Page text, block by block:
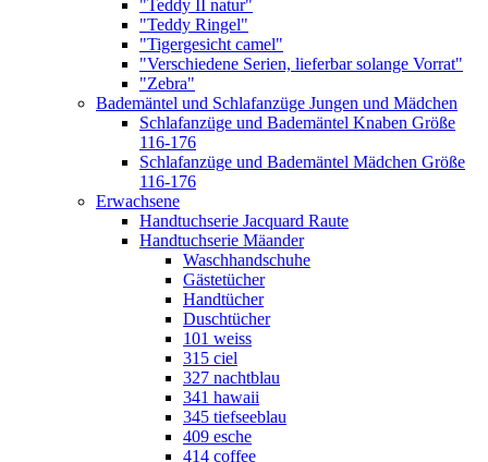
"Teddy II natur"
"Teddy Ringel"
"Tigergesicht camel"
"Verschiedene Serien, lieferbar solange Vorrat"
"Zebra"
Bademäntel und Schlafanzüge Jungen und Mädchen
Schlafanzüge und Bademäntel Knaben Größe
116-176
Schlafanzüge und Bademäntel Mädchen Größe
116-176
Erwachsene
Handtuchserie Jacquard Raute
Handtuchserie Mäander
Waschhandschuhe
Gästetücher
Handtücher
Duschtücher
101 weiss
315 ciel
327 nachtblau
341 hawaii
345 tiefseeblau
409 esche
414 coffee